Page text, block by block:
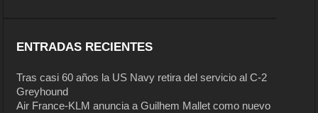
ENTRADAS RECIENTES
Tras casi 60 años la US Navy retira del servicio al C-2
Greyhound
Air France-KLM anuncia a Guilhem Mallet como nuevo